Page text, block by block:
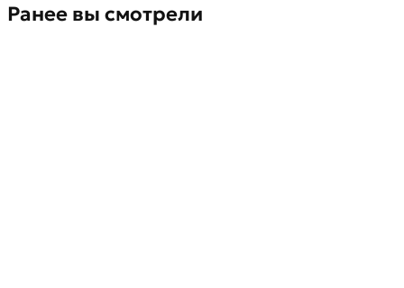
Ранее вы смотрели